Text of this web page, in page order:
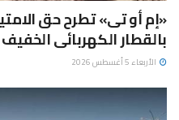
بالقطار الكهربائى الخفيف
الأربعاء 5 أغسطس 2026